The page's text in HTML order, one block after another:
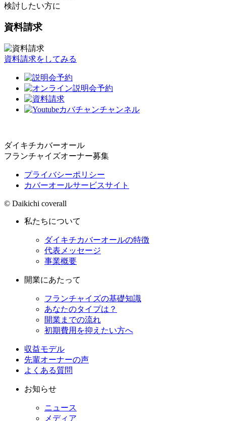
検討したい方に
資料請求
資料請求をしてみる
ダイキチカバーオール
フランチャイズオーナー募集
プライバシーポリシー
カバーオールサービスサイト
© Daikichi coverall
私たちについて
ダイキチカバーオールの特徴
代表メッセージ
事業概要
開業にあたって
フランチャイズの基礎知識
あなたのタイプは？
開業までの流れ
初期費用を抑えたい方へ
収益モデル
先輩オーナーの声
よくある質問
お知らせ
ニュース
メディア